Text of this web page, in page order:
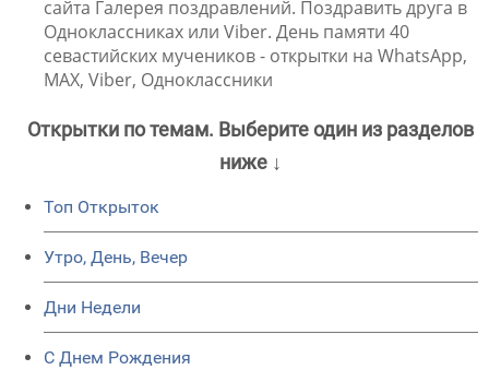
сайта Галерея поздравлений. Поздравить друга в
Одноклассниках или Viber. День памяти 40
севастийских мучеников - открытки на WhatsApp,
MAX, Viber, Одноклассники
Открытки по темам. Выберите один из разделов
ниже ↓
Топ Открыток
Утро, День, Вечер
Дни Недели
C Днем Рождения